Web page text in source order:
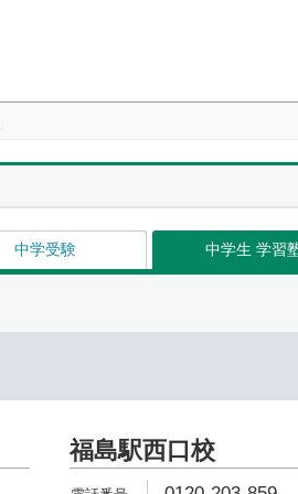
中学受験 中学生 学習
福島駅西口校